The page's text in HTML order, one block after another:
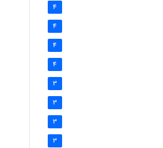
4
4
4
4
3
3
3
3